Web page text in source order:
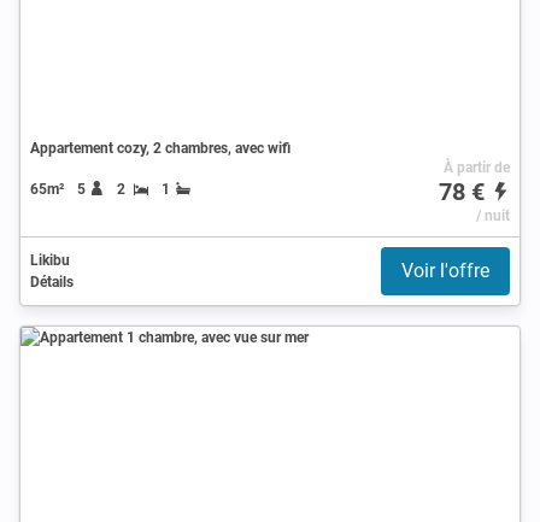
Appartement cozy, 2 chambres, avec wifi
65m² 5 2 1
À partir de
78 €
/ nuit
Likibu
Détails
Voir l'offre